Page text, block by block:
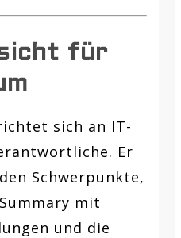
für
sich an IT-
Er
Schwerpunkte,
mit
und die